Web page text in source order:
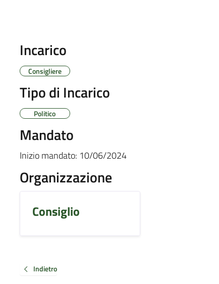
Incarico
Consigliere
Tipo di Incarico
Politico
Mandato
Inizio mandato: 10/06/2024
Organizzazione
Consiglio
Indietro